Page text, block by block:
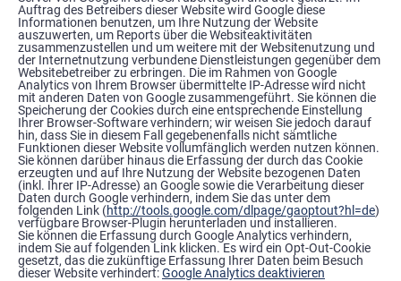
Auftrag des Betreibers dieser Website wird Google diese
Informationen benutzen, um Ihre Nutzung der Website
auszuwerten, um Reports über die Websiteaktivitäten
zusammenzustellen und um weitere mit der Websitenutzung und
der Internetnutzung verbundene Dienstleistungen gegenüber dem
Websitebetreiber zu erbringen. Die im Rahmen von Google
Analytics von Ihrem Browser übermittelte IP-Adresse wird nicht
mit anderen Daten von Google zusammengeführt. Sie können die
Speicherung der Cookies durch eine entsprechende Einstellung
Ihrer Browser-Software verhindern; wir weisen Sie jedoch darauf
hin, dass Sie in diesem Fall gegebenenfalls nicht sämtliche
Funktionen dieser Website vollumfänglich werden nutzen können.
Sie können darüber hinaus die Erfassung der durch das Cookie
erzeugten und auf Ihre Nutzung der Website bezogenen Daten
(inkl. Ihrer IP-Adresse) an Google sowie die Verarbeitung dieser
Daten durch Google verhindern, indem Sie das unter dem
folgenden Link (http://tools.google.com/dlpage/gaoptout?hl=de)
verfügbare Browser-Plugin herunterladen und installieren.
Sie können die Erfassung durch Google Analytics verhindern,
indem Sie auf folgenden Link klicken. Es wird ein Opt-Out-Cookie
gesetzt, das die zukünftige Erfassung Ihrer Daten beim Besuch
dieser Website verhindert:Google Analytics deaktivieren